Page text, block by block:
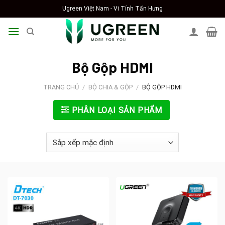
to
content
Ugreen Việt Nam - Vi Tính Tấn Hưng
Bộ Gộp HDMI
TRANG CHỦ / BỘ CHIA & GỘP / BỘ GỘP HDMI
PHÂN LOẠI SẢN PHẨM